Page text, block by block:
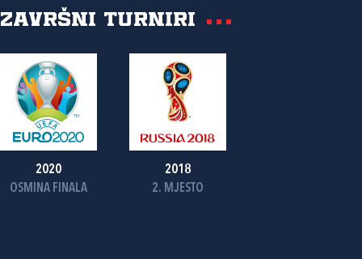
Završni turniri
2020
OSMINA FINALA
2018
2. MJESTO